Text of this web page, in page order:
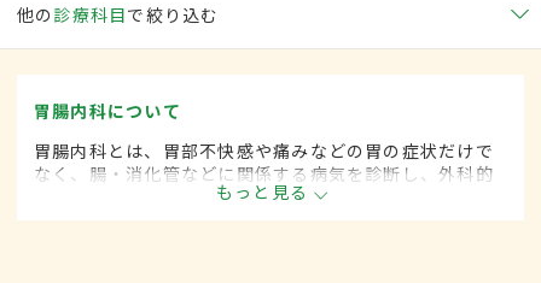
他の 診療科目で絞り込む
胃腸内科について
胃腸内科とは、胃部不快感や痛みなどの胃の症状だけで
なく、腸・消化管などに関係する病気を診断し、外科的
処置によらずに治療する内科の一領域です。平成20年4
月の制度改正前は、胃腸科と呼ばれていました。
もっと見る